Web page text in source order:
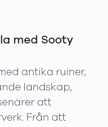
med Sooty
antika ruiner,
landskap,
att
Från att